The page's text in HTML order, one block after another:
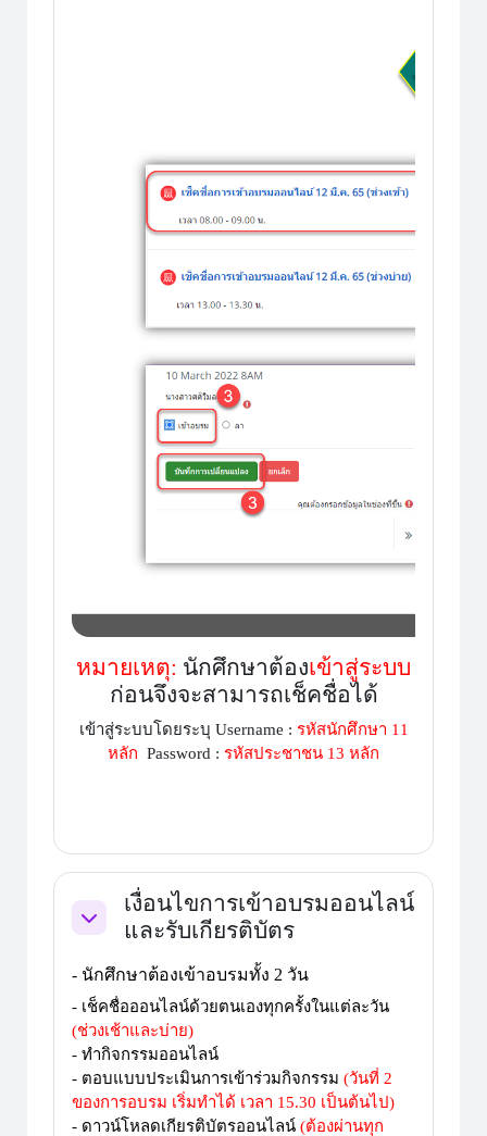
หมายเหตุ: นักศึกษาต้องเข้าสู่ระบบ
ก่อนจึงจะสามารถเช็คชื่อได้
เข้าสู่ระบบโดยระบุ Username : รหัสนักศึกษา 11
หลัก Password : รหัสประชาชน 13 หลัก
ย่อ
เงื่อนไขการเข้าอบรมออนไลน์
และรับเกียรติบัตร
- นักศึกษาต้องเข้าอบรมทั้ง 2 วัน
- เช็คชื่อออนไลน์ด้วยตนเองทุกครั้งในแต่ละวัน
(ช่วงเช้าและบ่าย)
- ทำกิจกรรมออนไลน์
- ตอบแบบประเมินการเข้าร่วมกิจกรรม(วันที่ 2
ของการอบรม เริ่มทำได้ เวลา 15.30 เป็นต้นไป)
- ดาวน์โหลดเกียรติบัตรออนไลน์(ต้องผ่านทุก